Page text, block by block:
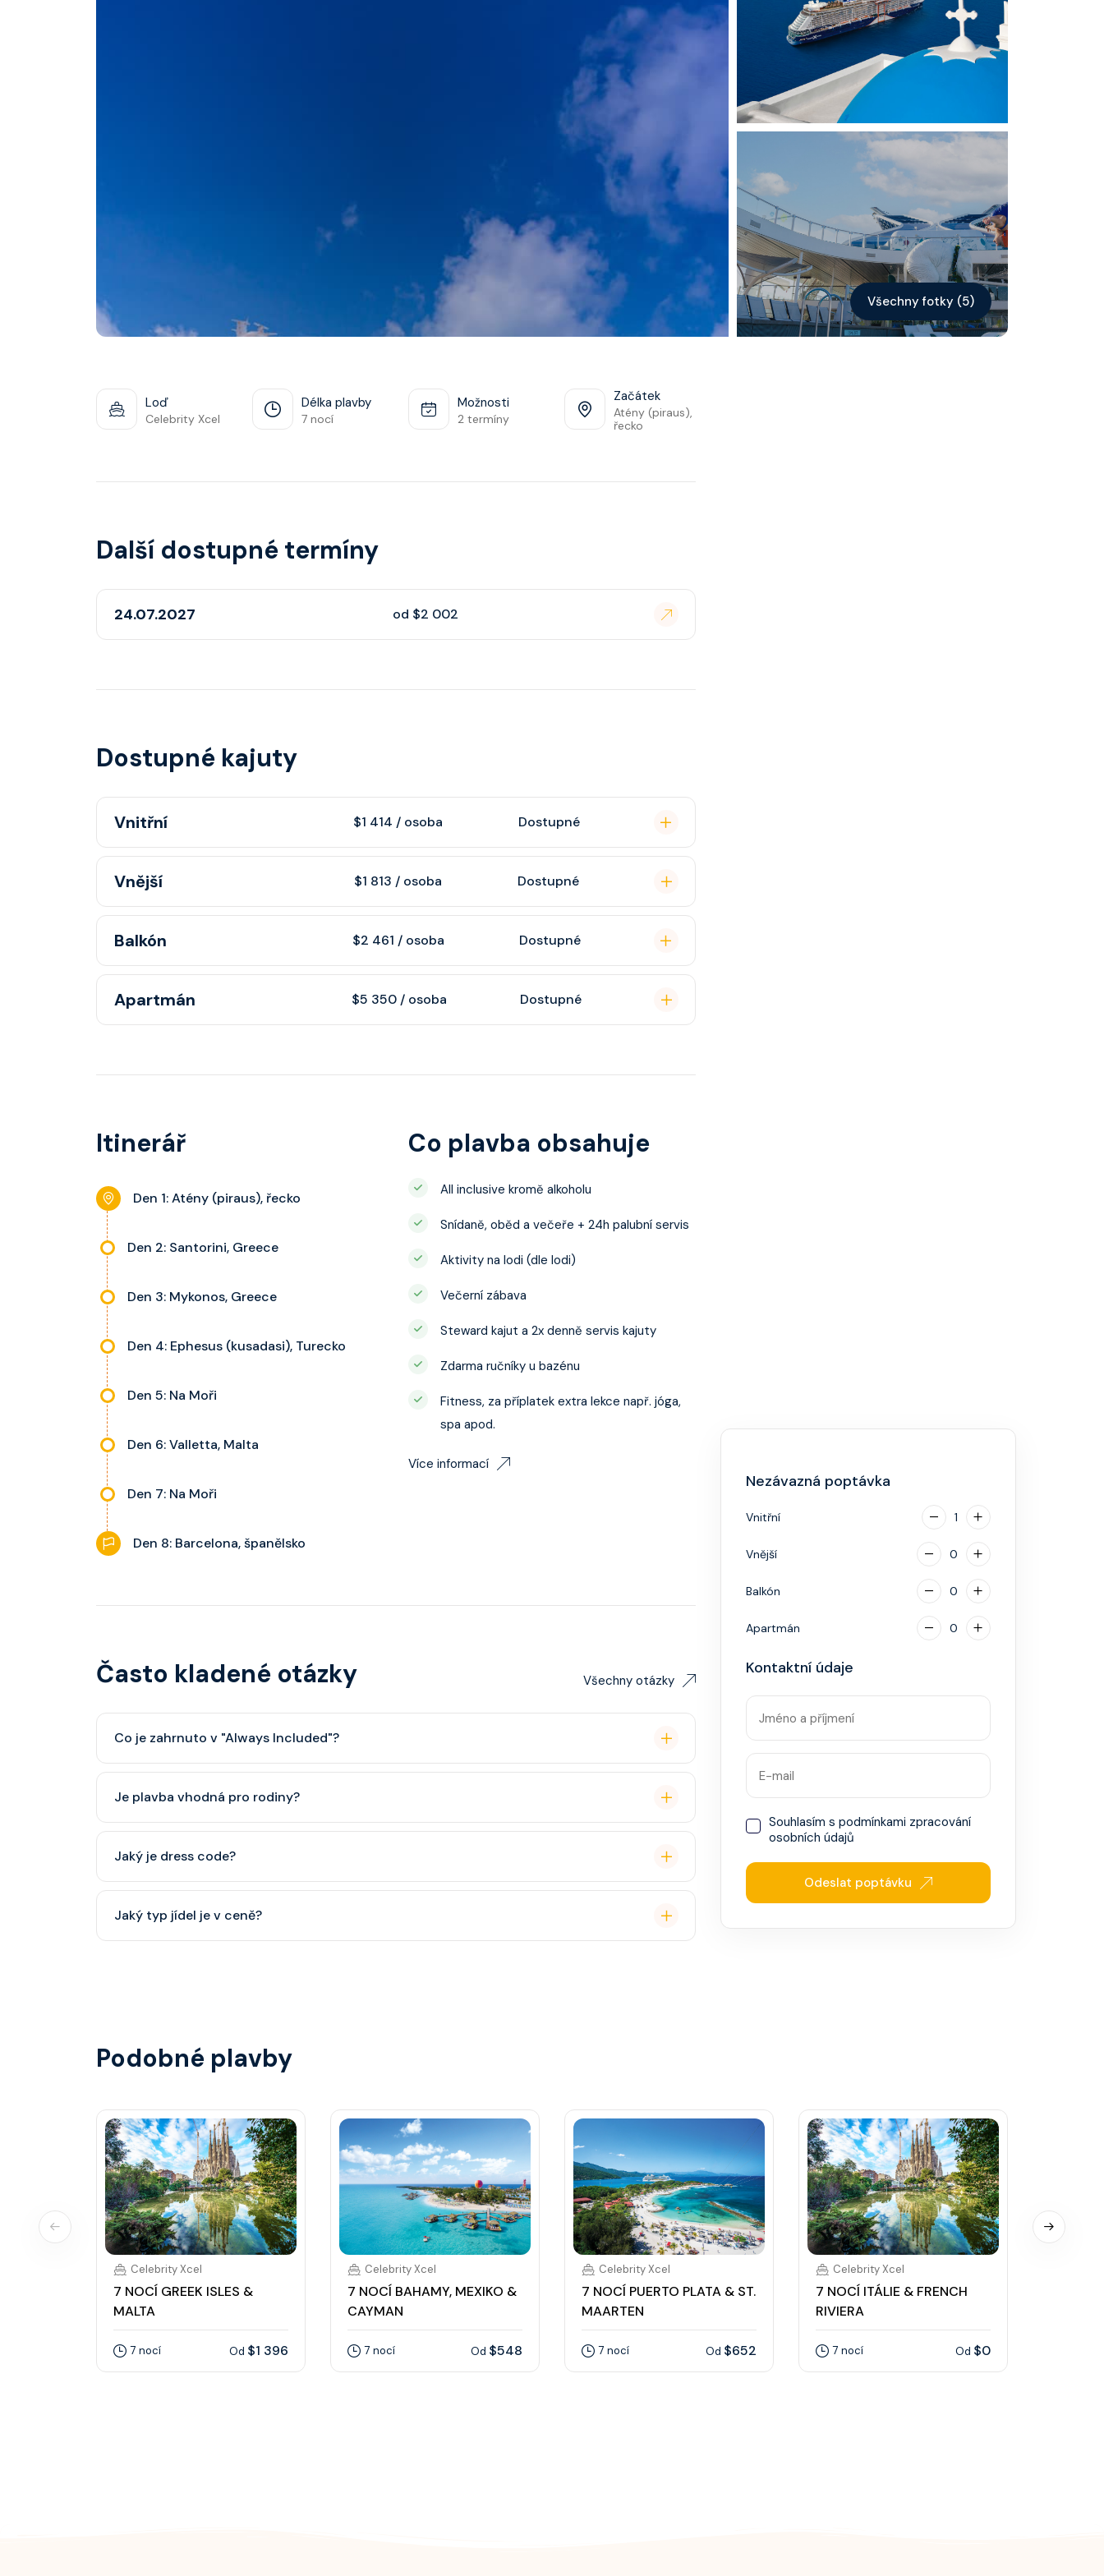
Kontakt
Vyhledat plavbu
Všechny fotky (5)
Loď
Celebrity Xcel
Délka plavby
7 nocí
Možnosti
2 termíny
Začátek
Atény (piraus),
řecko
Další dostupné termíny
24.07.2027 od $2 002
Dostupné kajuty
Vnitřní $1 414 / osoba Dostupné
Cenově nejdostupnější kajuta bez okna — ideální pro aktivní
cestovatele. V ceně plavby je plné stravování v hlavních
restauracích, zábava i přístup ke všem zážitkům na palubě.
Vnější $1 813 / osoba Dostupné
Kajuta s oknem nebo lodním okénkem a výhledem na oceán. V
přístup ke všem zážitkům na palubě.
Balkón $2 461 / osoba Dostupné
Kajuta s vlastním soukromým balkonem a výhledem na moře. V
ceně plavby je plné stravování v hlavních restauracích, zábava i
Apartmán $5 350 / osoba Dostupné
V ceně plavby je plné stravování v hlavních restauracích, zábava i
Itinerář
Den 1: Atény (piraus), řecko
Den 2: Santorini, Greece
Den 3: Mykonos, Greece
Den 4: Ephesus (kusadasi), Turecko
Den 5: Na Moři
Den 6: Valletta, Malta
Den 7: Na Moři
Den 8: Barcelona, španělsko
Co plavba obsahuje
All inclusive kromě alkoholu
Snídaně, oběd a večeře + 24h palubní servis
Aktivity na lodi (dle lodi)
Večerní zábava
Steward kajut a 2x denně servis kajuty
Zdarma ručníky u bazénu
Fitness, za příplatek extra lekce např. jóga,
spa apod.
Více informací
Často kladené otázky Všechny otázky
Co je zahrnuto v "Always Included"?
Je plavba vhodná pro rodiny?
dětský klub (od 3 let).
Jaký je dress code?
smoking.
Jaký typ jídel je v ceně?
Nezávazná poptávka
Vnitřní 1
Vnější 0
Balkón 0
Apartmán 0
Kontaktní údaje
Souhlasím spodmínkami zpracování
osobních údajů
Odeslat poptávku
Podobné plavby
Celebrity Xcel
7 NOCÍ GREEK ISLES &
MALTA
7 nocí Od $1 396
Celebrity Xcel
7 NOCÍ BAHAMY, MEXIKO &
CAYMAN
7 nocí Od $548
Celebrity Xcel
7 NOCÍ PUERTO PLATA & ST.
MAARTEN
7 nocí Od $652
Celebrity Xcel
7 NOCÍ ITÁLIE & FRENCH
RIVIERA
7 nocí Od $0